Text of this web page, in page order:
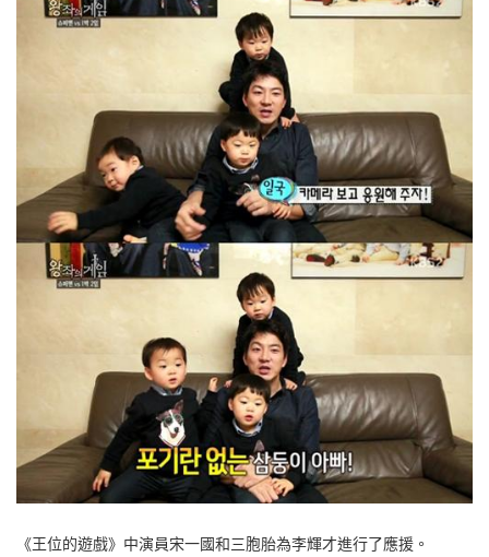
《王位的遊戲》中演員宋一國和三胞胎為李輝才進行了應援。